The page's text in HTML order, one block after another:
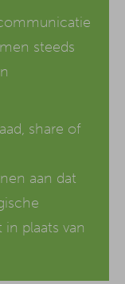
steeds
share of
aan dat
plaats van